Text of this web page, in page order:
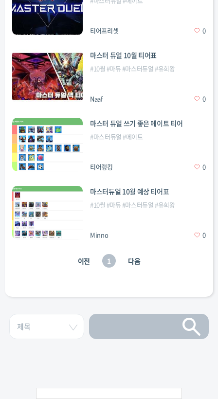
티어프리셋 0
마스터 듀얼 10월 티어표
#10월 #마듀#마스터듀얼 #유희왕
Naaf 0
마스터 듀얼 쓰기 좋은 메이트 티어
#마스터듀얼 #메이트
티어랭킹 0
마스터듀얼 10월 예상 티어표
#10월 #마듀#마스터듀얼 #유희왕
Minno 0
이전 1 다음